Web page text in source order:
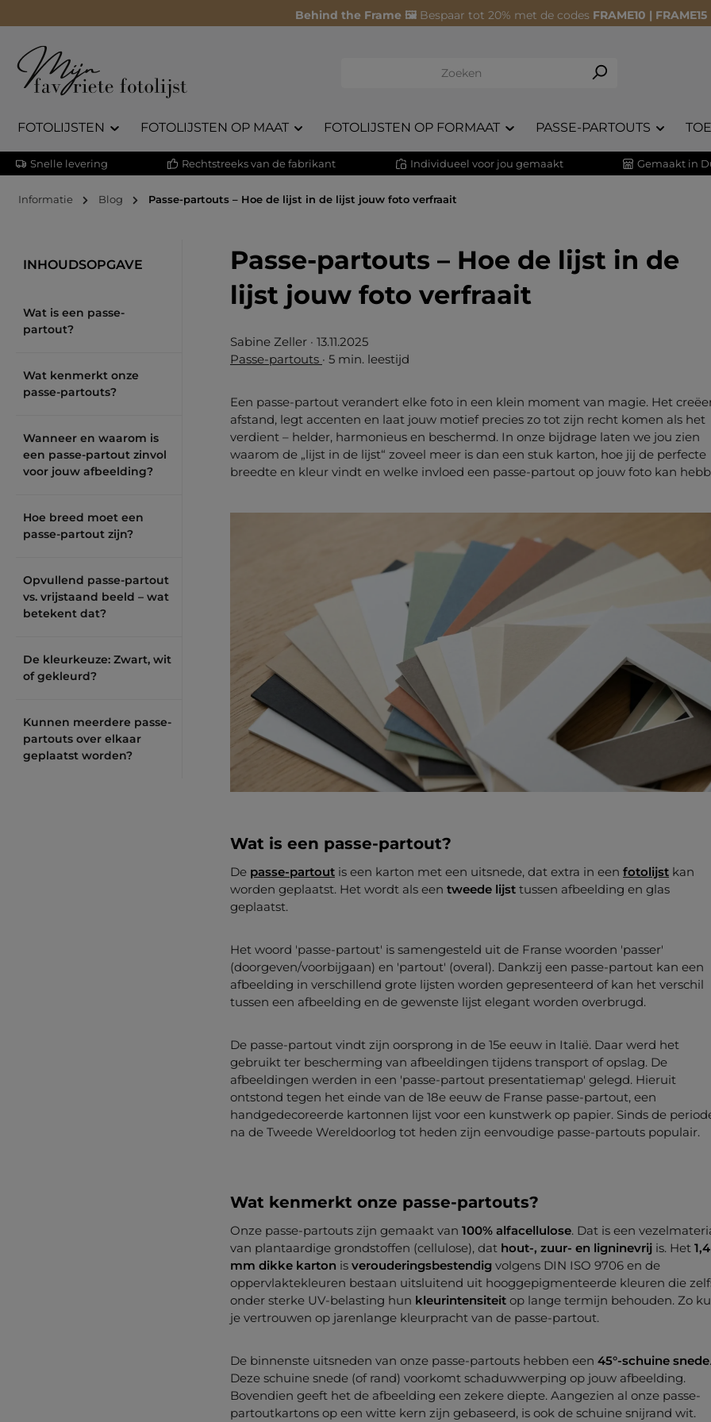
Behind the Frame 🖼️ Bespaar tot 20% met de codes FRAME10 |
FOTOLIJSTEN FOTOLIJSTEN OP MAAT FOTOLIJSTEN OP FORMAAT PASSE-PARTOUTS
Snelle levering Rechtstreeks van de fabrikant Individueel voor jou gemaakt Gemaakt in
Informatie Blog Passe-partouts – Hoe de lijst in de lijst jouw foto verfraait
INHOUDSOPGAVE
Wat is een passe-
partout?
Wat kenmerkt onze
passe-partouts?
Wanneer en waarom is
een passe-partout zinvol
voor jouw afbeelding?
Hoe breed moet een
passe-partout zijn?
Opvullend passe-partout
vs. vrijstaand beeld – wat
betekent dat?
De kleurkeuze: Zwart, wit
of gekleurd?
Kunnen meerdere passe-
partouts over elkaar
geplaatst worden?
Passe-partouts – Hoe de lijst in de
lijst jouw foto verfraait
Sabine Zeller · 13.11.2025
Passe-partouts · 5 min. leestijd
Een passe-partout verandert elke foto in een klein moment van magie. Het
afstand, legt accenten en laat jouw motief precies zo tot zijn recht komen als het
verdient – helder, harmonieus en beschermd. In onze bijdrage laten we jou zien
waarom de „lijst in de lijst“ zoveel meer is dan een stuk karton, hoe jij de perfecte
breedte en kleur vindt en welke invloed een passe-partout op jouw foto kan
Wat is een passe-partout?
De passe-partout is een karton met een uitsnede, dat extra in een fotolijst kan
worden geplaatst. Het wordt als een tweede lijst tussen afbeelding en glas
geplaatst.
Het woord 'passe-partout' is samengesteld uit de Franse woorden 'passer'
(doorgeven/voorbijgaan) en 'partout' (overal). Dankzij een passe-partout kan een
afbeelding in verschillend grote lijsten worden gepresenteerd of kan het verschil
tussen een afbeelding en de gewenste lijst elegant worden overbrugd.
De passe-partout vindt zijn oorsprong in de 15e eeuw in Italië. Daar werd het
gebruikt ter bescherming van afbeeldingen tijdens transport of opslag. De
afbeeldingen werden in een 'passe-partout presentatiemap' gelegd. Hieruit
ontstond tegen het einde van de 18e eeuw de Franse passe-partout, een
handgedecoreerde kartonnen lijst voor een kunstwerk op papier. Sinds de
na de Tweede Wereldoorlog tot heden zijn eenvoudige passe-partouts populair.
Wat kenmerkt onze passe-partouts?
Onze passe-partouts zijn gemaakt van 100% alfacellulose. Dat is een
van plantaardige grondstoffen (cellulose), dat hout-, zuur- en ligninevrij is. Het 1,4
mm dikke karton is verouderingsbestendig volgens DIN ISO 9706 en de
oppervlaktekleuren bestaan uitsluitend uit hooggepigmenteerde kleuren die
onder sterke UV-belasting hun kleurintensiteit op lange termijn behouden. Zo
je vertrouwen op jarenlange kleurpracht van de passe-partout.
De binnenste uitsneden van onze passe-partouts hebben een 45°-schuine snede.
Deze schuine snede (of rand) voorkomt schaduwwerping op jouw afbeelding.
Bovendien geeft het de afbeelding een zekere diepte. Aangezien al onze passe-
partoutkartons op een witte kern zijn gebaseerd, is ook de schuine snijrand wit.